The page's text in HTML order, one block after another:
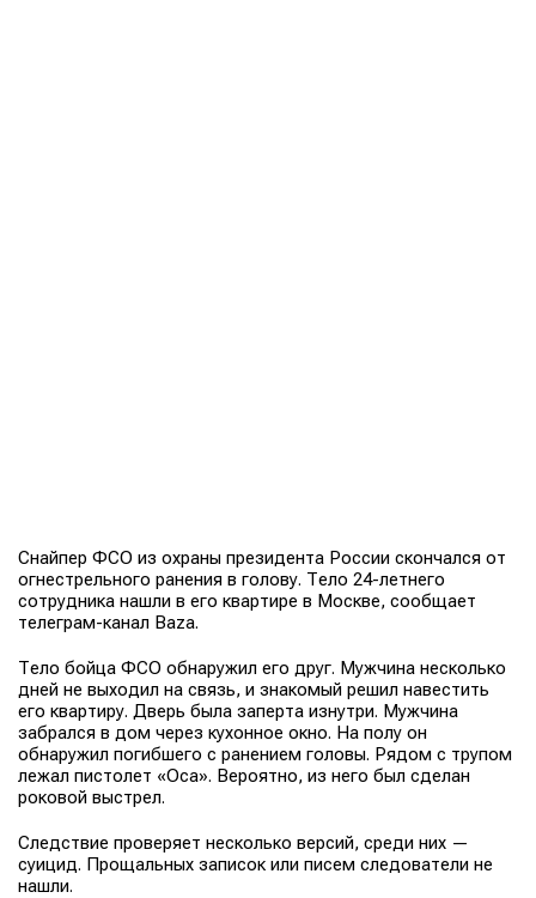
Снайпер ФСО из охраны президента России скончался от
огнестрельного ранения в голову. Тело 24-летнего
сотрудника нашли в его квартире в Москве, сообщает
телеграм-канал Baza.
Тело бойца ФСО обнаружил его друг. Мужчина несколько
дней не выходил на связь, и знакомый решил навестить
его квартиру. Дверь была заперта изнутри. Мужчина
забрался в дом через кухонное окно. На полу он
обнаружил погибшего с ранением головы. Рядом с трупом
лежал пистолет «Оса». Вероятно, из него был сделан
роковой выстрел.
Следствие проверяет несколько версий, среди них —
суицид. Прощальных записок или писем следователи не
нашли.